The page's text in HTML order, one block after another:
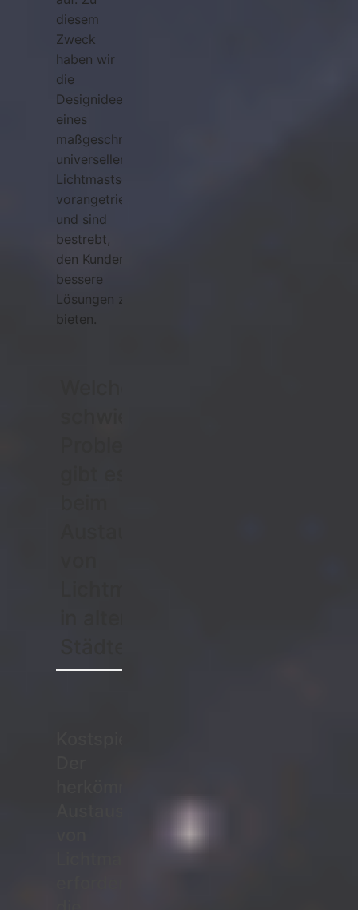
diesem
Zweck
haben wir
die
Designidee
eines
maßgeschneiderten
universellen
Lichtmastsockels
vorangetrieben
und sind
bestrebt,
den Kunden
bessere
Lösungen zu
bieten.